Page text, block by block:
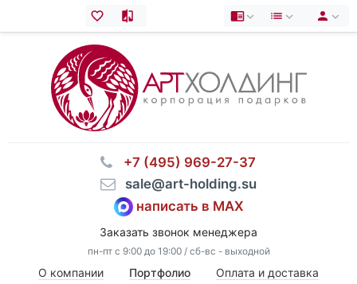
⠀+7 (495) 969-27-37
⠀sale@art-holding.su
написать в MAX
Заказать звонок менеджера
пн-пт с 9:00 до 19:00 / сб-вс - выходной
О компании Портфолио Оплата и доставка